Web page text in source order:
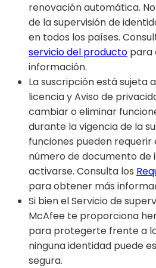
renovación automática.
de la supervisión de
en todos los países.
servicio del producto para
información.
La suscripción está sujeta
licencia y Aviso de
cambiar o eliminar
durante la vigencia de la
funciones pueden requerir
número de documento de
activarse. Consulta los
para obtener más
Si bien el Servicio de
McAfee te proporciona
para protegerte frente a
ninguna identidad puede
segura.